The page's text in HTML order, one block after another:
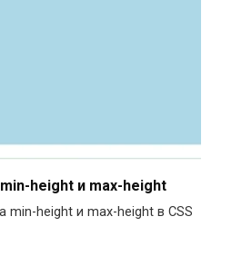
height и max-height
min-height и max-height в CSS